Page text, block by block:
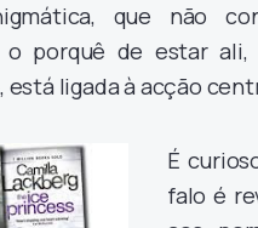
que não
o porquê de estar
ligada à acção
É
falo é